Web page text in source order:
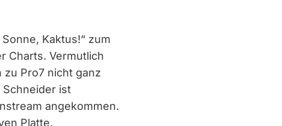
Kaktus!“ zum
Charts. Vermutlich
Pro7 nicht ganz
Schneider ist
angekommen.
Platte.